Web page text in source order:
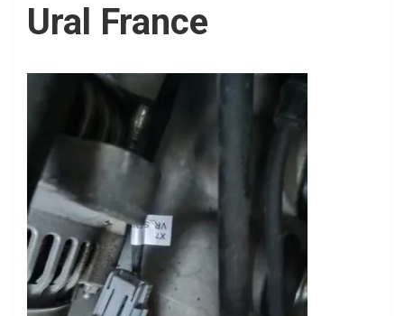
Ural France